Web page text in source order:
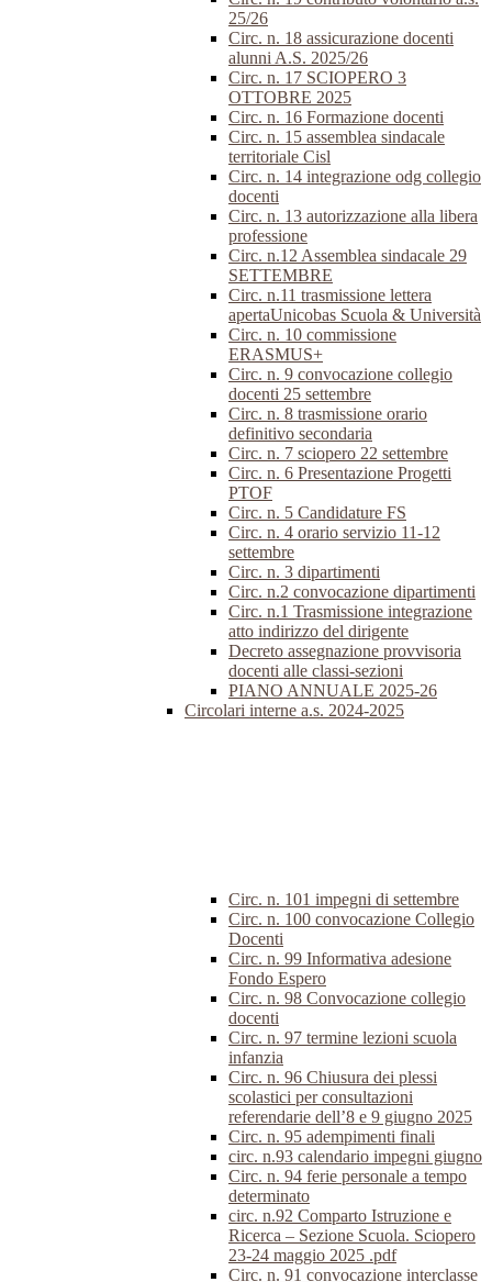
25/26
Circ. n. 18 assicurazione docenti
alunni A.S. 2025/26
Circ. n. 17 SCIOPERO 3
OTTOBRE 2025
Circ. n. 16 Formazione docenti
Circ. n. 15 assemblea sindacale
territoriale Cisl
Circ. n. 14 integrazione odg collegio
docenti
Circ. n. 13 autorizzazione alla libera
professione
Circ. n.12 Assemblea sindacale 29
SETTEMBRE
Circ. n.11 trasmissione lettera
apertaUnicobas Scuola & Università
Circ. n. 10 commissione
ERASMUS+
Circ. n. 9 convocazione collegio
docenti 25 settembre
Circ. n. 8 trasmissione orario
definitivo secondaria
Circ. n. 7 sciopero 22 settembre
Circ. n. 6 Presentazione Progetti
PTOF
Circ. n. 5 Candidature FS
Circ. n. 4 orario servizio 11-12
settembre
Circ. n. 3 dipartimenti
Circ. n.2 convocazione dipartimenti
Circ. n.1 Trasmissione integrazione
atto indirizzo del dirigente
Decreto assegnazione provvisoria
docenti alle classi-sezioni
PIANO ANNUALE 2025-26
Circolari interne a.s. 2024-2025
Circ. n. 101 impegni di settembre
Circ. n. 100 convocazione Collegio
Docenti
Circ. n. 99 Informativa adesione
Fondo Espero
Circ. n. 98 Convocazione collegio
docenti
Circ. n. 97 termine lezioni scuola
infanzia
Circ. n. 96 Chiusura dei plessi
scolastici per consultazioni
referendarie dell’8 e 9 giugno 2025
Circ. n. 95 adempimenti finali
circ. n.93 calendario impegni giugno
Circ. n. 94 ferie personale a tempo
determinato
circ. n.92 Comparto Istruzione e
Ricerca – Sezione Scuola. Sciopero
23-24 maggio 2025 .pdf
Circ. n. 91 convocazione interclasse